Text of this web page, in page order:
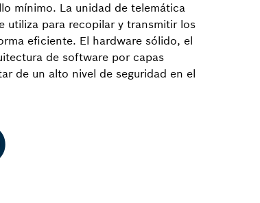
mínimo. La unidad de telemática
utiliza para recopilar y transmitir los
eficiente. El hardware sólido, el
de software por capas
de un alto nivel de seguridad en el